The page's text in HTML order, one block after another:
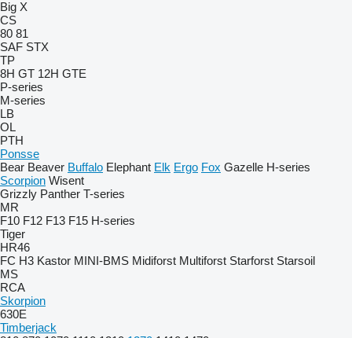
Big X
CS
80 81
SAF STX
TP
8H GT 12H GTE
P-series
M-series
LB
OL
PTH
Ponsse
Bear Beaver Buffalo Elephant Elk Ergo Fox Gazelle H-series
Scorpion Wisent
Grizzly Panther T-series
MR
F10 F12 F13 F15 H-series
Tiger
HR46
FC H3 Kastor MINI-BMS Midiforst Multiforst Starforst Starsoil
MS
RCA
Skorpion
630E
Timberjack